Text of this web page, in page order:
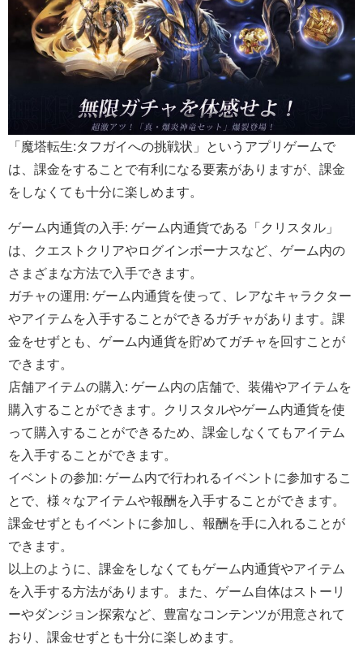
「魔塔転生:タフガイへの挑戦状」というアプリゲームで
は、課金をすることで有利になる要素がありますが、課金
をしなくても十分に楽しめます。
ゲーム内通貨の入手: ゲーム内通貨である「クリスタル」
は、クエストクリアやログインボーナスなど、ゲーム内の
さまざまな方法で入手できます。
ガチャの運用: ゲーム内通貨を使って、レアなキャラクター
やアイテムを入手することができるガチャがあります。課
金をせずとも、ゲーム内通貨を貯めてガチャを回すことが
できます。
店舗アイテムの購入: ゲーム内の店舗で、装備やアイテムを
購入することができます。クリスタルやゲーム内通貨を使
って購入することができるため、課金しなくてもアイテム
を入手することができます。
イベントの参加: ゲーム内で行われるイベントに参加するこ
とで、様々なアイテムや報酬を入手することができます。
課金せずともイベントに参加し、報酬を手に入れることが
できます。
以上のように、課金をしなくてもゲーム内通貨やアイテム
を入手する方法があります。また、ゲーム自体はストーリ
ーやダンジョン探索など、豊富なコンテンツが用意されて
おり、課金せずとも十分に楽しめます。